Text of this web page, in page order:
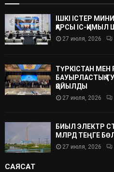
ІШКІ ІСТЕР
ҚАРСЫ ІС-
27 июля, 2026
ТҮРКІСТАН
БАУЫРЛАСТЫҚ
ҚОЙЫЛДЫ
27 июля, 2026
БИЫЛ ЭЛЕКТР
МЛРД ТЕҢГЕ
27 июля, 2026
САЯСАТ